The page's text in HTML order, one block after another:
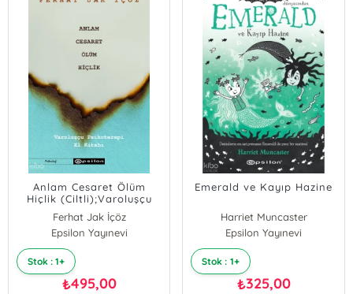
Anlam Cesaret Ölüm
Hiçlik (Ciltli);Varoluşçu
Psikoterapi El Kitabı
Ferhat Jak İçöz
Epsilon Yayınevi
Stok : 1+
₺495,00
Emerald ve Kayıp Hazine
Harriet Muncaster
Epsilon Yayınevi
Stok : 1+
₺325,00